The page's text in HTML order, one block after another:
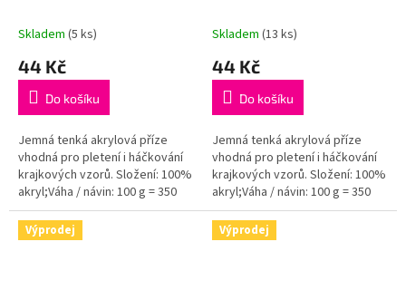
Skladem (5 ks)
44 Kč
Do košíku
Jemná tenká akrylová příze
vhodná pro pletení i háčkování
krajkových vzorů. Složení: 100%
akryl;Váha / návin: 100 g = 350
m;Doporučená velikost jehlic /...
Skladem (13 ks)
44 Kč
Do košíku
Jemná tenká akrylová příze
vhodná pro pletení i háčkování
krajkových vzorů. Složení: 100%
akryl;Váha / návin: 100 g = 350
m;Doporučená velikost jehlic /
háčku: 2,5 - 3,5 / 1-3 mm.
Výprodej Výprodej